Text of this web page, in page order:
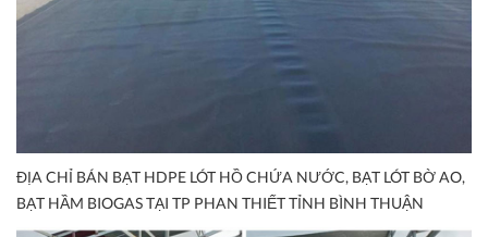
ĐỊA CHỈ BÁN BẠT HDPE LÓT HỒ CHỨA NƯỚC, BẠT LÓT BỜ AO,
BẠT HẦM BIOGAS TẠI TP PHAN THIẾT TỈNH BÌNH THUẬN